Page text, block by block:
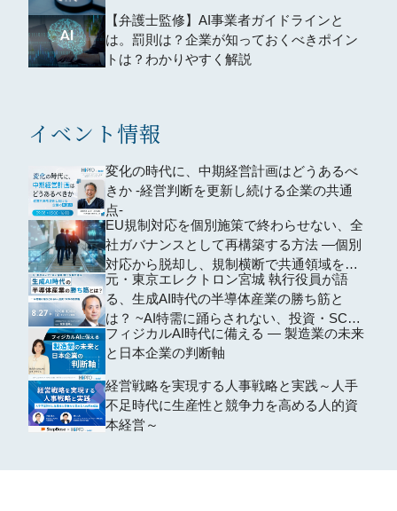
【弁護士監修】AI事業者ガイドラインと
は。罰則は？企業が知っておくべきポイン
トは？わかりやすく解説
イベント情報
変化の時代に、中期経営計画はどうあるべ
きか -経営判断を更新し続ける企業の共通
点-
EU規制対応を個別施策で終わらせない、全
社ガバナンスとして再構築する方法 ―個別
対応から脱却し、規制横断で共通領域を再
編するための全社設計―
元・東京エレクトロン宮城 執行役員が語
る、生成AI時代の半導体産業の勝ち筋と
は？ ~AI特需に踊らされない、投資・SCM
の判断軸~
フィジカルAI時代に備える ― 製造業の未来
と日本企業の判断軸
経営戦略を実現する人事戦略と実践～人手
不足時代に生産性と競争力を高める人的資
本経営～